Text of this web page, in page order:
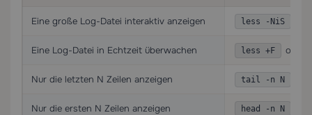
Eine große Log-Datei interaktiv anzeigen less -NiS
Eine Log-Datei in Echtzeit überwachen less +F oder
Nur die letzten N Zeilen anzeigen tail -n N
Nur die ersten N Zeilen anzeigen head -n N